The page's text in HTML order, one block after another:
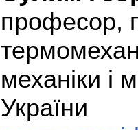
професор,
механіки і
України